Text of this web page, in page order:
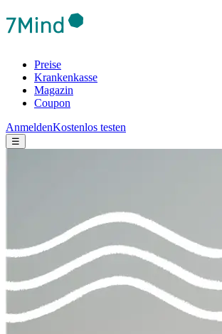
Preise
Krankenkasse
Magazin
Coupon
AnmeldenKostenlos testen
☰